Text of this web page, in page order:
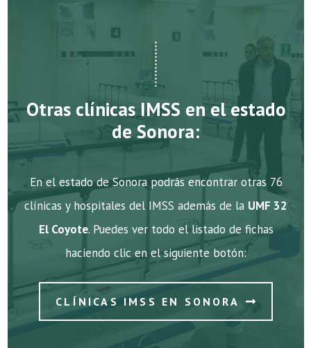
Otras clínicas IMSS en el estado
de Sonora:
En el estado de Sonora podrás encontrar otras 76
clínicas y hospitales del IMSS además de la UMF 32
El Coyote. Puedes ver todo el listado de fichas
haciendo clic en el siguiente botón:
CLÍNICAS IMSS EN SONORA